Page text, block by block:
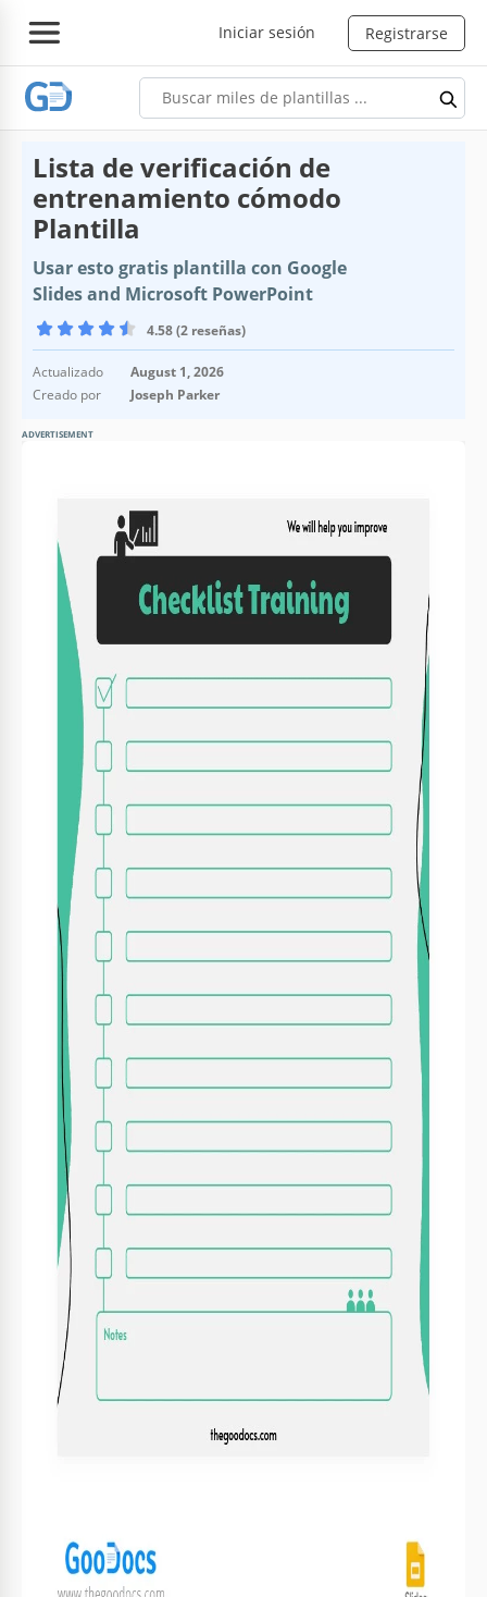
Iniciar sesión Registrarse
Lista de verificación de
entrenamiento cómodo
Plantilla
Usar esto gratis plantilla con Google
Slides and Microsoft PowerPoint
4.58 (2 reseñas)
Actualizado
August 1, 2026
Creado por
Joseph Parker
ADVERTISEMENT